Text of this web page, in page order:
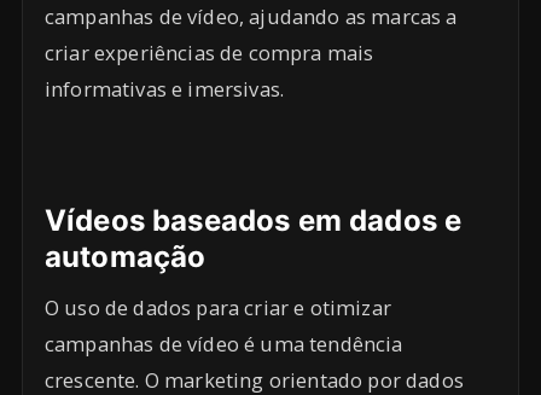
campanhas de vídeo, ajudando as marcas a
criar experiências de compra mais
informativas e imersivas.
Vídeos baseados em dados e
automação
O uso de dados para criar e otimizar
campanhas de vídeo é uma tendência
crescente. O marketing orientado por dados